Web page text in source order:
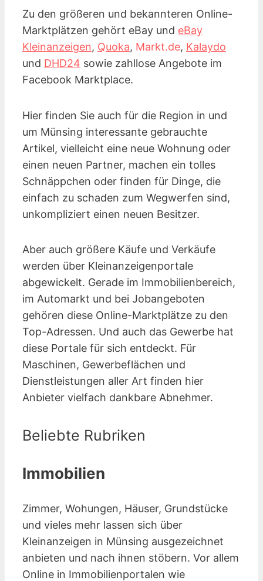
Zu den größeren und bekannteren Online-
Marktplätzen gehört eBay und eBay
Kleinanzeigen, Quoka, Markt.de, Kalaydo
und DHD24 sowie zahllose Angebote im
Facebook Marktplace.
Hier finden Sie auch für die Region in und
um Münsing interessante gebrauchte
Artikel, vielleicht eine neue Wohnung oder
einen neuen Partner, machen ein tolles
Schnäppchen oder finden für Dinge, die
einfach zu schaden zum Wegwerfen sind,
unkompliziert einen neuen Besitzer.
Aber auch größere Käufe und Verkäufe
werden über Kleinanzeigen­portale
abgewickelt. Gerade im Immobilienbereich,
im Automarkt und bei Jobangeboten
gehören diese Online-Marktplätze zu den
Top-Adressen. Und auch das Gewerbe hat
diese Portale für sich entdeckt. Für
Maschinen, Gewerbeflächen und
Dienstleistungen aller Art finden hier
Anbieter vielfach dankbare Abnehmer.
Beliebte Rubriken
Immobilien
Zimmer, Wohungen, Häuser, Grundstücke
und vieles mehr lassen sich über
Kleinanzeigen in Münsing ausgezeichnet
anbieten und nach ihnen stöbern. Vor allem
Online in Immobilienportalen wie